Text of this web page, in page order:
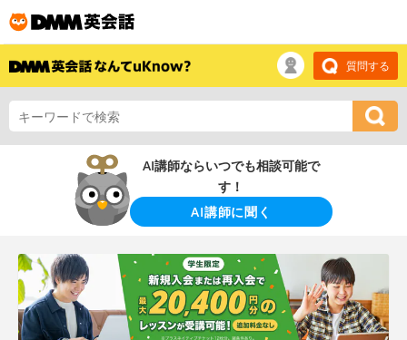
質問する
AI講師ならいつでも相談可能で
す！
AI講師に聞く